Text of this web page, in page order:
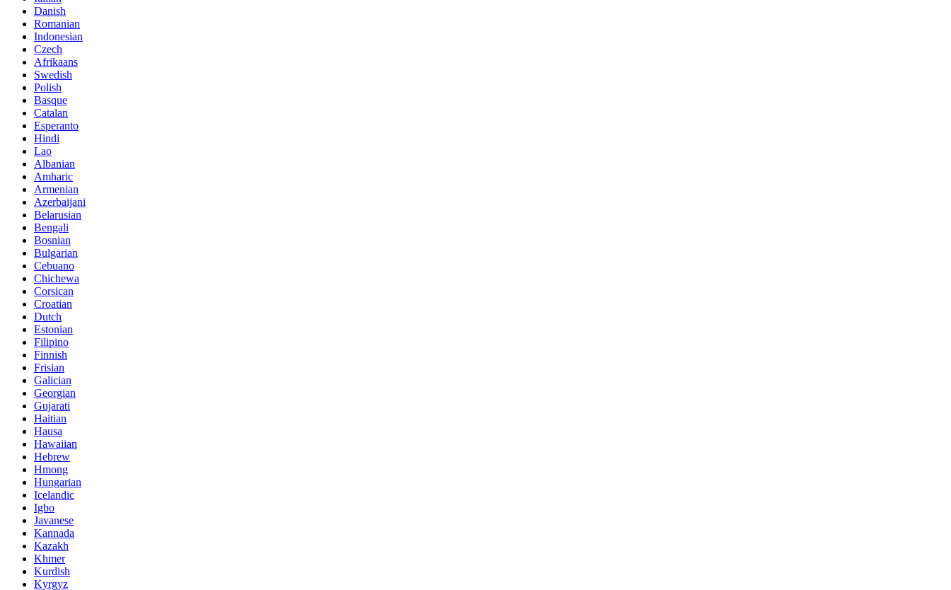
Danish
Romanian
Indonesian
Czech
Afrikaans
Swedish
Polish
Basque
Catalan
Esperanto
Hindi
Lao
Albanian
Amharic
Armenian
Azerbaijani
Belarusian
Bengali
Bosnian
Bulgarian
Cebuano
Chichewa
Corsican
Croatian
Dutch
Estonian
Filipino
Finnish
Frisian
Galician
Georgian
Gujarati
Haitian
Hausa
Hawaiian
Hebrew
Hmong
Hungarian
Icelandic
Igbo
Javanese
Kannada
Kazakh
Khmer
Kurdish
Kyrgyz